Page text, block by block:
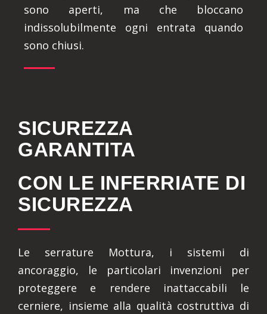
sono aperti, ma che bloccano
indissolubilmente ogni entrata quando
sono chiusi.
SICUREZZA
GARANTITA
CON LE INFERRIATE DI
SICUREZZA
Le serrature Mottura, i sistemi di
ancoraggio, le particolari invenzioni per
proteggere e rendere inattaccabili le
cerniere, insieme alla qualità costruttiva di